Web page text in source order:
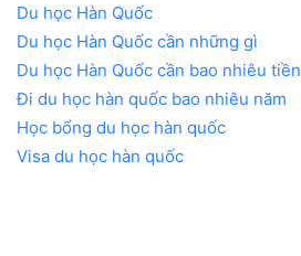
Du học Hàn Quốc
Du học Hàn Quốc cần những gì
Du học Hàn Quốc cần bao nhiêu tiền
Đi du học hàn quốc bao nhiêu năm
Học bổng du học hàn quốc
Visa du học hàn quốc